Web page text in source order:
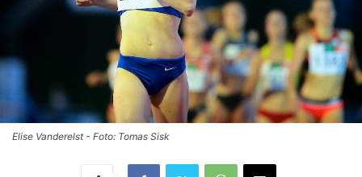
Elise Vanderelst - Foto: Tomas Sisk